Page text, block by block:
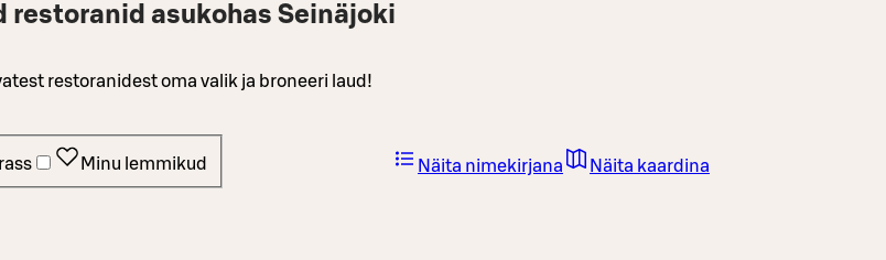
restoranid asukohas Seinäjoki
restoranidest oma valik ja broneeri laud!
Minu lemmikud Näita nimekirjana Näita kaardina